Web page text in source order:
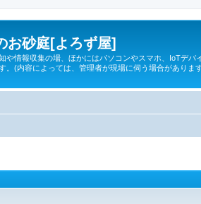
砂庭[よろず屋]
や情報収集の場、ほかにはパソコンやスマホ、IoTデバ
。(内容によっては、管理者が現場に伺う場合がありま